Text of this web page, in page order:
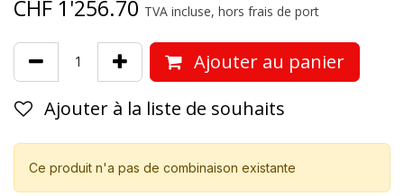
CHF 1'256.70 TVA incluse, hors frais de port
Ajouter au panier
Ajouter à la liste de souhaits
Ce produit n'a pas de combinaison existante